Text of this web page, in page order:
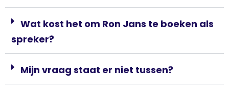
Wat kost het om Ron Jans te boeken als
spreker?
Mijn vraag staat er niet tussen?